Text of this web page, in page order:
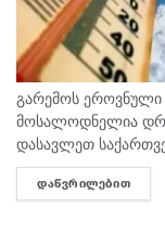
გარემოს ეროვნული
მოსალოდნელია
დასავლეთ
მომატება. უმეტეს
ძლიერი.
ᲓᲐᲬᲕᲠᲘᲚᲔᲑᲘᲗ